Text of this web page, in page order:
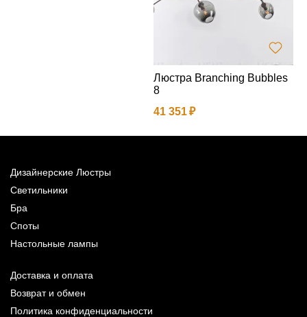
Люстра Branching Bubbles
8
41 351
Дизайнерские Люстры
Светильники
Бра
Споты
Настольные лампы
Доставка и оплата
Возврат и обмен
Политика конфиденциальности